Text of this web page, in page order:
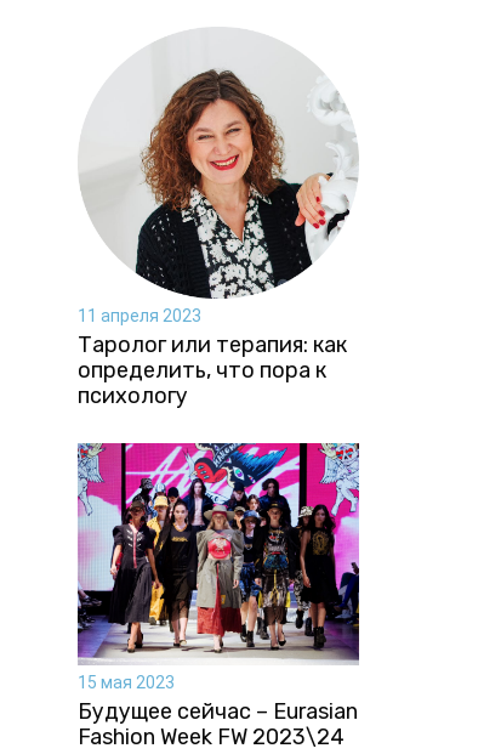
11 апреля 2023
Таролог или терапия: как
определить, что пора к
психологу
15 мая 2023
Будущее сейчас – Eurasian
Fashion Week FW 2023\24